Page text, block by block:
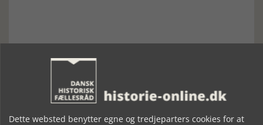
Forrige artikel
SE RELATEREDE ARTIKLER
Dette websted benytter egne og tredjeparters cookies for at